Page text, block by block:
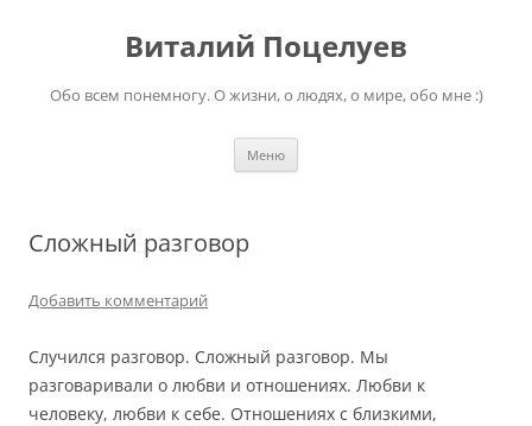
содержимомуВиталий Поцелуев
Обо всем понемногу. О жизни, о людях, о мире, обо мне :)
Меню
Сложный разговор
Добавить комментарий
Случился разговор. Сложный разговор. Мы
разговаривали о любви и отношениях. Любви к
человеку, любви к себе. Отношениях с близкими,